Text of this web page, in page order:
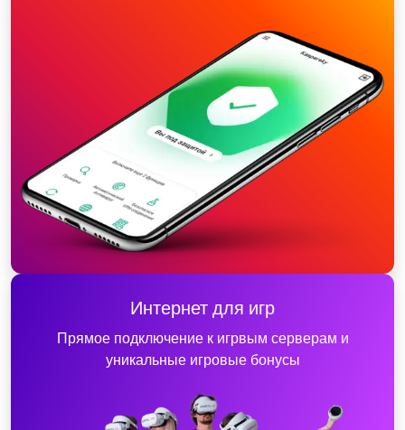
Интернет для игр
Прямое подключение к игрвым серверам и
уникальные игровые бонусы